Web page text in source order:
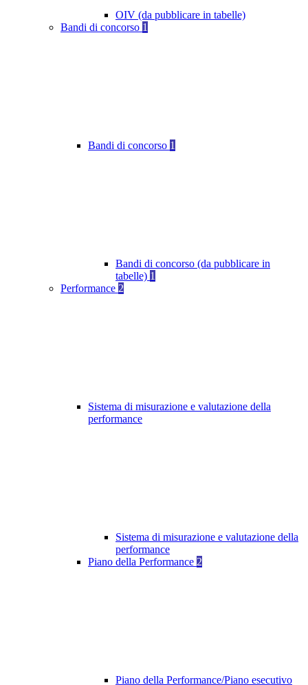
OIV (da pubblicare in tabelle)
Bandi di concorso 1
Bandi di concorso 1
Bandi di concorso (da pubblicare in
tabelle) 1
Performance 2
Sistema di misurazione e valutazione della
performance
Sistema di misurazione e valutazione della
performance
Piano della Performance 2
Piano della Performance/Piano esecutivo